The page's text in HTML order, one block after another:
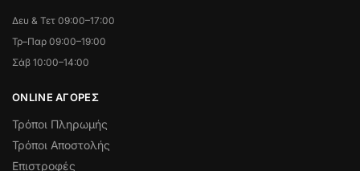
Δευ & Τετ 09:00–17:00
Τρ–Παρ 09:00–19:00
Σάβ 10:00–14:00
ONLINE ΑΓΟΡΕΣ
Τρόποι Πληρωμής
Τρόποι Αποστολής
Επιστροφές